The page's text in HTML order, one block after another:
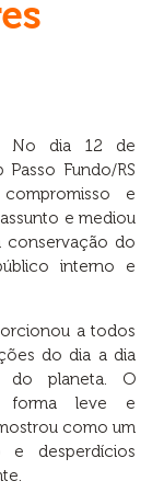
No dia 12 de
Fundo/RS
e
e mediou
conservação do
interno e
a todos
do dia a dia
do planeta. O
forma leve e
como um
e desperdícios